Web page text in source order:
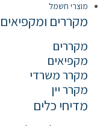
מוצרי חשמל
מקררים ומקפיאים
מקררים
מקפיאים
מקרר משרדי
מקרר יין
מדיחי כלים